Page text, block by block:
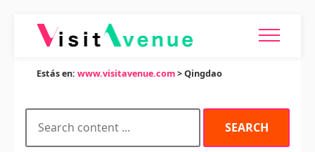
Estás en: www.visitavenue.com> Qingdao